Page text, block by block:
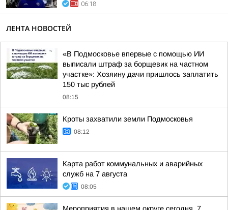
06:18
ЛЕНТА НОВОСТЕЙ
«В Подмосковье впервые с помощью ИИ
выписали штраф за борщевик на частном
участке»: Хозяину дачи пришлось заплатить
150 тыс рублей
08:15
Кроты захватили земли Подмосковья
08:12
Карта работ коммунальных и аварийных
служб на 7 августа
08:05